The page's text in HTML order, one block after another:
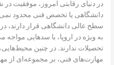
در دنیای رقابتی امروز، موفقیت
دانشگاهی یا تخصص فنی محدود
سطح عالی دانشگاهی قرار دارند،
به ویژه در اروپا، با سدهایی
تحصیلات ندارند. در چنین
مهارت‌های فنی، بر مجموعه‌ای از